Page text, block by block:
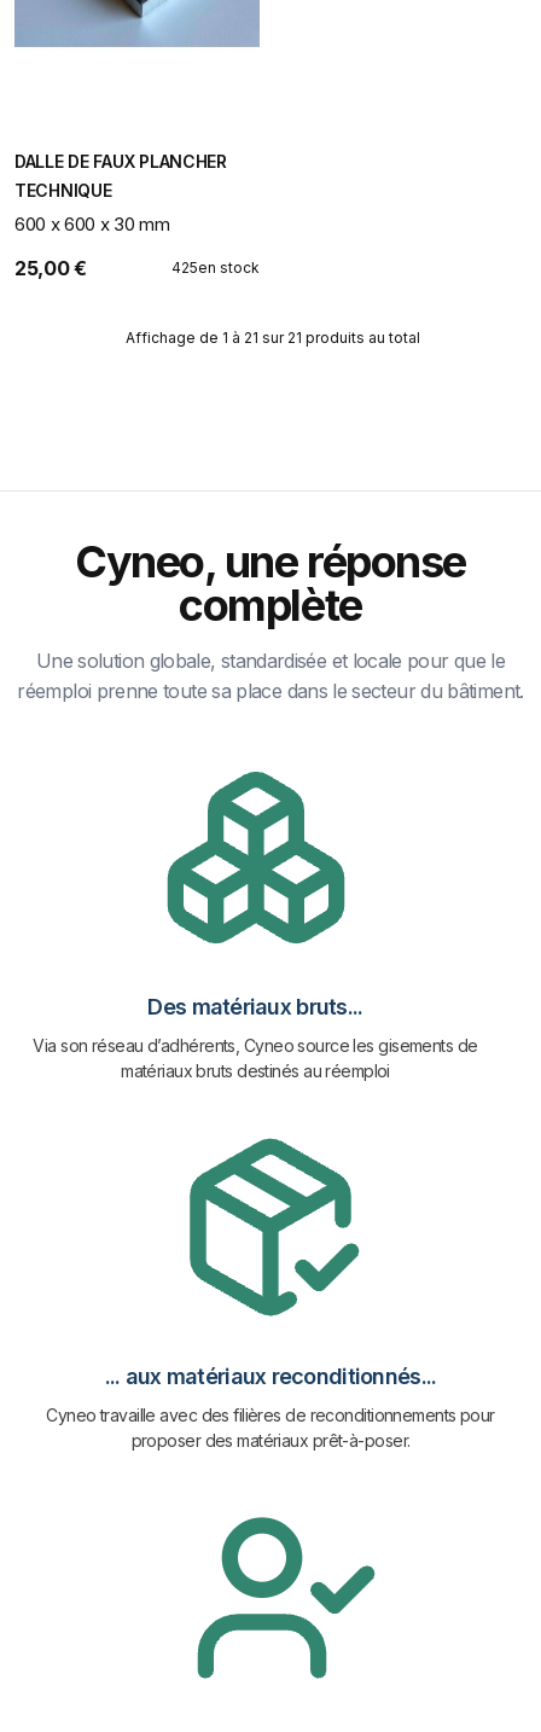
DALLE DE FAUX PLANCHER
TECHNIQUE
600 x 600 x 30 mm
25,00 € 425en stock
Affichage de 1 à 21 sur 21 produits au total
Cyneo, une réponse
complète
Une solution globale, standardisée et locale pour que le
réemploi prenne toute sa place dans le secteur du bâtiment.
Des matériaux bruts...
Via son réseau d’adhérents, Cyneo source les gisements de
matériaux bruts destinés au réemploi
... aux matériaux reconditionnés...
Cyneo travaille avec des filières de reconditionnements pour
proposer des matériaux prêt-à-poser.